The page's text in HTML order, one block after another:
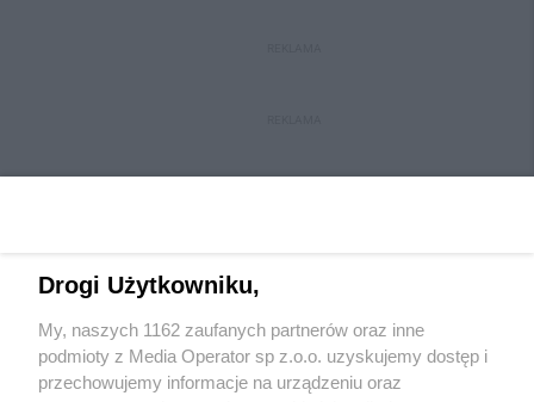
Wydawca mediówlokalnych
Drogi Użytkowniku,
My, naszych 1162 zaufanych partnerów oraz inne
podmioty z Media Operator sp z.o.o. uzyskujemy dostęp i
przechowujemy informacje na urządzeniu oraz